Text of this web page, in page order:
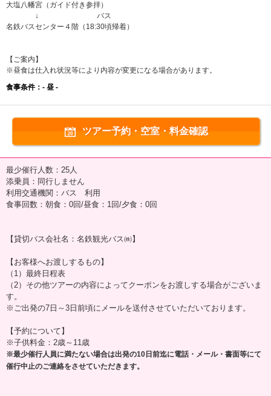
大塩八幡宮（ガイド付き参拝）
↓ バス
名鉄バスセンター４階（18:30頃帰着）
【ご案内】
※昼食は仕入れ状況等により内容が変更になる場合があります。
食事条件：- 昼 -
ツアー予約・空室・料金確認
最少催行人数：25人
添乗員：同行しません
利用交通機関：バス 利用
食事回数：朝食：0回/昼食：1回/夕食：0回
【貸切バス会社名：名鉄観光バス㈱】
【お客様へお渡しするもの】
（1）最終日程表
（2）その他ツアーの内容によってクーポンをお渡しする場合がございま
す。
※ご出発の7日～3日前頃にメールを送付させていただいております。
【予約について】
※子供料金：2歳～11歳
※最少催行人員に満たない場合は出発の10日前迄に電話・メール・書面等にて
催行中止のご連絡をさせていただきます。